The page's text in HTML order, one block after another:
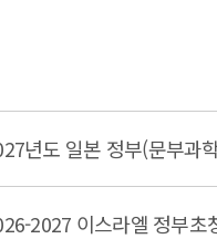
년도 일본 정부(문부과
2027 이스라엘 정부초